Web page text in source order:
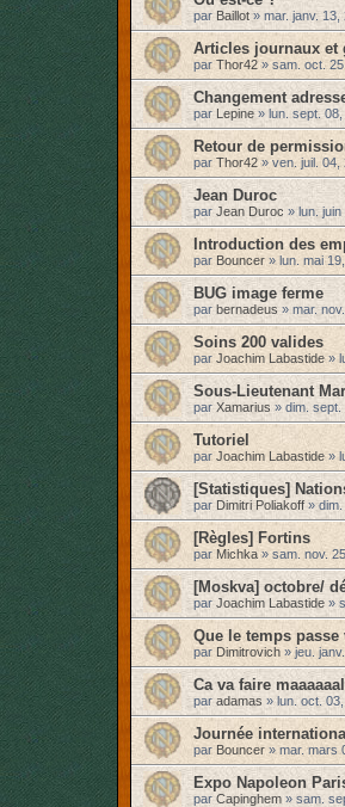
par Baillot» mar. janv. 13,
Articles journaux et
par Thor42»sam. oct.
Changement
par Lepine » lun. sept.
Retour de
par Thor42»ven. juil. 04,
Jean Duroc
par Jean Duroc » lun.
Introduction des
par Bouncer » lun. mai
BUG image ferme
par bernadeus » mar.
Soins 200 valides
par Joachim Labastide»
Sous-Lieutenant
par Xamarius » dim. sept.
Tutoriel
par Joachim Labastide»
[Statistiques]
par Dimitri Poliakoff »
[Règles] Fortins
par Michka»sam. nov.
[Moskva] octobre/
par Joachim Labastide »
Que le temps passe
par Dimitrovich »jeu.
Ca va faire maaaaaal
par adamas »lun. oct.
Journée
par Bouncer » mar. mars
Expo Napoleon
par Capinghem » sam.